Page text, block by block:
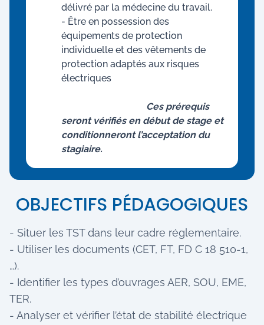
délivré par la médecine du travail.
- Être en possession des
équipements de protection
individuelle et des vêtements de
protection adaptés aux risques
électriques
Ces prérequis
seront vérifiés en début de stage et
conditionneront l’acceptation du
stagiaire.
OBJECTIFS PÉDAGOGIQUES
- Situer les TST dans leur cadre réglementaire.
- Utiliser les documents (CET, FT, FD C 18 510-1,
…).
- Identifier les types d’ouvrages AER, SOU, EME,
TER.
- Analyser et vérifier l’état de stabilité électrique